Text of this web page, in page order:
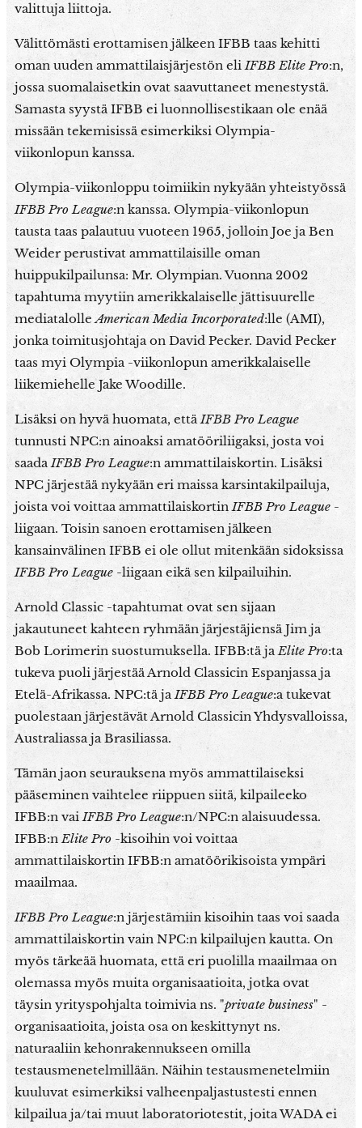
valittuja liittoja.
Välittömästi erottamisen jälkeen IFBB taas kehitti
oman uuden ammattilaisjärjestön eliIFBB Elite Pro:n,
jossa suomalaisetkin ovat saavuttaneet menestystä.
Samasta syystä IFBB ei luonnollisestikaan ole enää
missään tekemisissä esimerkiksi Olympia-
viikonlopun kanssa.
Olympia-viikonloppu toimiikin nykyään yhteistyössä
IFBB Pro League:n kanssa. Olympia-viikonlopun
tausta taas palautuu vuoteen 1965, jolloin Joe ja Ben
Weider perustivat ammattilaisille oman
huippukilpailunsa: Mr. Olympian. Vuonna 2002
tapahtuma myytiin amerikkalaiselle jättisuurelle
mediatalolleAmerican Media Incorporated:lle (AMI),
jonka toimitusjohtaja on David Pecker. David Pecker
taas myi Olympia -viikonlopun amerikkalaiselle
liikemiehelle Jake Woodille.
Lisäksi on hyvä huomata, ettäIFBB Pro League
tunnusti NPC:n ainoaksi amatööriliigaksi, josta voi
saadaIFBB Pro League:n ammattilaiskortin. Lisäksi
NPC järjestää nykyään eri maissa karsintakilpailuja,
joista voi voittaa ammattilaiskortinIFBB Pro League -
liigaan. Toisin sanoen erottamisen jälkeen
kansainvälinen IFBB ei ole ollut mitenkään sidoksissa
IFBB Pro League -liigaan eikä sen kilpailuihin.
Arnold Classic -tapahtumat ovat sen sijaan
jakautuneet kahteen ryhmään järjestäjiensä Jim ja
Bob Lorimerin suostumuksella. IFBB:tä jaElite Pro:ta
tukeva puoli järjestää Arnold Classicin Espanjassa ja
Etelä-Afrikassa. NPC:tä jaIFBB Pro League:a tukevat
puolestaan järjestävät Arnold Classicin Yhdysvalloissa,
Australiassa ja Brasiliassa.
Tämän jaon seurauksena myös ammattilaiseksi
pääseminen vaihtelee riippuen siitä, kilpaileeko
IFBB:n vaiIFBB Pro League:n/NPC:n alaisuudessa.
IFBB:nElite Pro -kisoihin voi voittaa
ammattilaiskortin IFBB:n amatöörikisoista ympäri
maailmaa.
IFBB Pro League:n järjestämiin kisoihin taas voi saada
ammattilaiskortin vain NPC:n kilpailujen kautta. On
myös tärkeää huomata, että eri puolilla maailmaa on
olemassa myös muita organisaatioita, jotka ovat
täysin yrityspohjalta toimivia ns. "private business" -
organisaatioita, joista osa on keskittynyt ns.
naturaaliin kehonrakennukseen omilla
testausmenetelmillään. Näihin testausmenetelmiin
kuuluvat esimerkiksi valheenpaljastustesti ennen
kilpailua ja/tai muut laboratoriotestit, joita WADA ei